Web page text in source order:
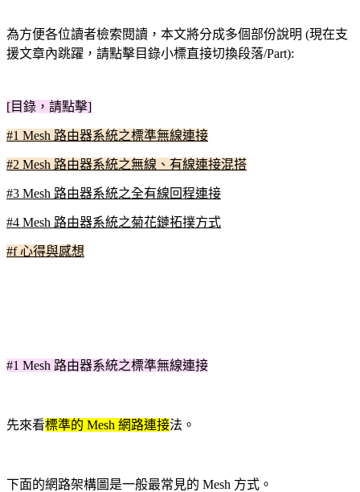
為方便各位讀者檢索閱讀，本文將分成多個部份說明 (現在支
援文章內跳躍，請點擊目錄小標直接切換段落/Part):
[目錄，請點擊]
#1 Mesh 路由器系統之標準無線連接
#2 Mesh 路由器系統之無線、有線連接混搭
#3 Mesh 路由器系統之全有線回程連接
#4 Mesh 路由器系統之菊花鏈拓撲方式
#f 心得與感想
#1 Mesh 路由器系統之標準無線連接
先來看標準的 Mesh 網路連接法 。
下面的網路架構圖是一般最常見的 Mesh 方式 。